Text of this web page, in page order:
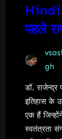
Hindi
पहले
gh
डॉ. राजेन्द्र
इतिहास के
एक हैं
स्वतंत्रता